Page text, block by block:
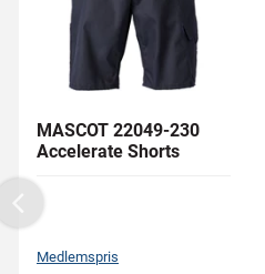
MASCOT 22049-230
Accelerate Shorts
Medlemspris
Previous